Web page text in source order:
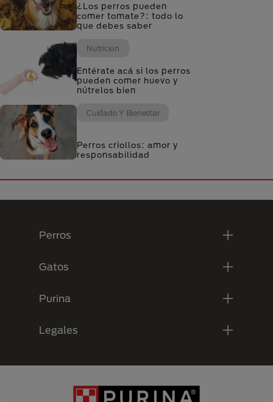
¿Los perros pueden
comer tomate?: todo lo
que debes saber
Nutrición
Entérate acá si los perros
pueden comer huevo y
nútrelos bien
Cuidado Y Bienestar
Perros criollos: amor y
responsabilidad
Perros
Gatos
Purina
Legales